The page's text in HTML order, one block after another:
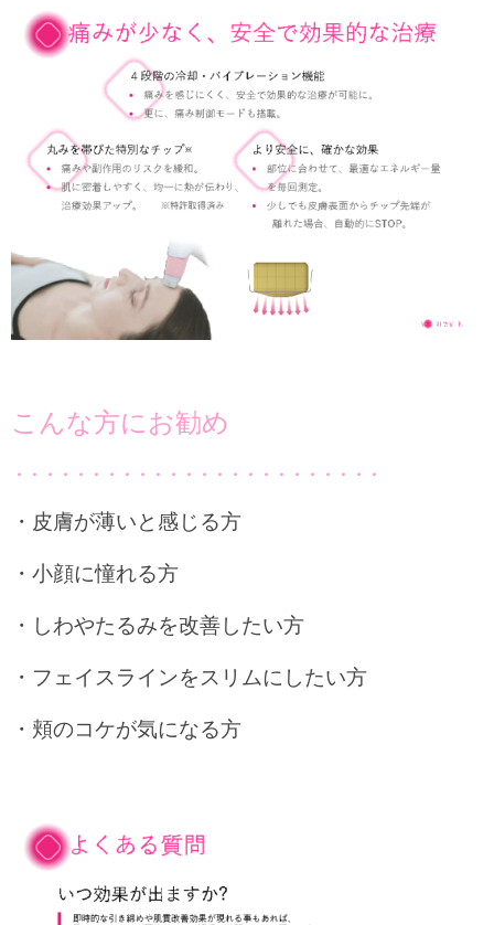
こんな方にお勧め
・・・・・・・・・・・・・・・・・・・・・・・・
・皮膚が薄いと感じる方
・小顔に憧れる方
・しわやたるみを改善したい方
・フェイスラインをスリムにしたい方
・頬のコケが気になる方